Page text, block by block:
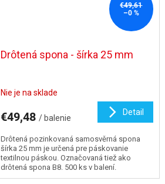
€49,61
–0 %
Drôtená spona - šírka 25 mm
Nie je na sklade
€49,48 / balenie
Detail
Drôtená pozinkovaná samosvěrná spona
šírka 25 mm je určená pre páskovanie
textilnou páskou. Označovaná tiež ako
drôtená spona B8. 500 ks v balení.